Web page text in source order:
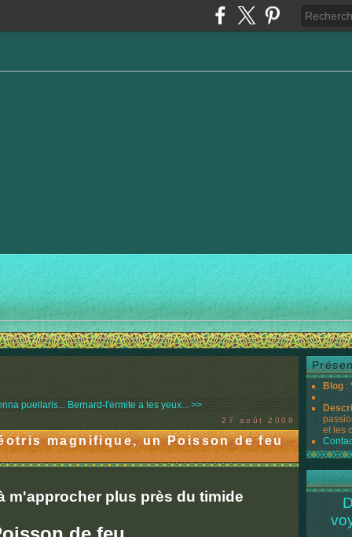
puellaris... Bernard-l'ermite a les yeux... >>
27 août 2008
magnifique, un Poisson de feu
m'approcher plus près du timide
Blog :
et les